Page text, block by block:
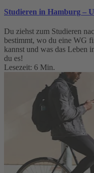
Studieren in Hamburg –
Du ziehst zum Studieren
bestimmt, wo du eine WG
kannst und was das Leben
du es!
Lesezeit: 6 Min.